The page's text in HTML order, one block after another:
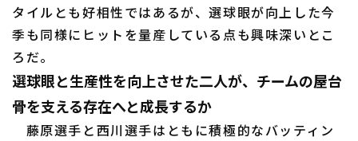
タイルとも好相性ではあるが、選球眼が向上した今
季も同様にヒットを量産している点も興味深いとこ
ろだ。
選球眼と生産性を向上させた二人が、チームの屋台
骨を支える存在へと成長するか
藤原選手と西川選手はともに積極的なバッティン